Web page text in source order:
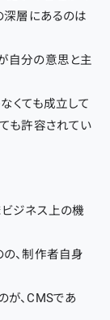
深層にあるのは
自分の意思と主
くても成立して
も許容されてい
ジネス上の機
、制作者自身
が、CMSであ